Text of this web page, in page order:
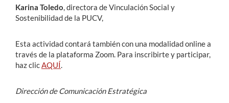
Karina Toledo , directora de Vinculación Social y
Sostenibilidad de la PUCV,
Esta actividad contará también con una modalidad online a
través de la plataforma Zoom. Para inscribirte y participar,
haz clic AQUÍ
Dirección de Comunicación Estratégica